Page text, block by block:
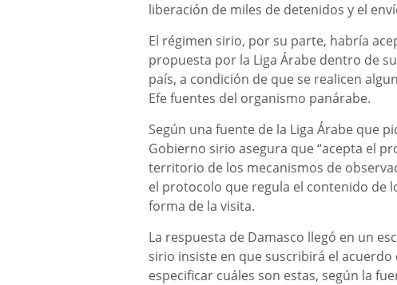
liberación de miles de detenidos y el
El régimen sirio, por su parte, habría
propuesta por la Liga Árabe dentro de
país, a condición de que se realicen
Efe fuentes del organismo panárabe.
Según una fuente de la Liga Árabe que
Gobierno sirio asegura que “acepta el
territorio de los mecanismos de
el protocolo que regula el contenido de
forma de la visita.
La respuesta de Damasco llegó en un
sirio insiste en que suscribirá el acuerdo
especificar cuáles son estas, según la